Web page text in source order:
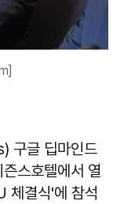
구글 딥마인드
스호텔에서 열
체결식'에 참석